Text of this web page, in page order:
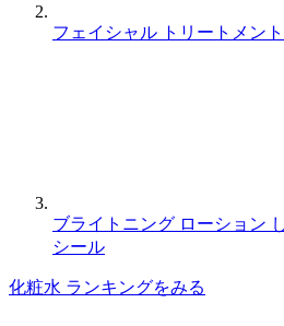
フェイシャル トリートメン
ブライトニング ローション
シール
化粧水 ランキングをみる